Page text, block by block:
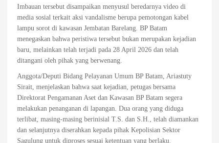
Imbauan tersebut disampaikan menyusul beredarnya video di
media sosial terkait aksi vandalisme berupa pemotongan kabel
lampu sorot di kawasan Jembatan Barelang. BP Batam
menegaskan bahwa peristiwa tersebut bukan merupakan kejadian
baru, melainkan telah terjadi pada 28 April 2026 dan telah
ditangani oleh pihak yang berwenang.
Anggota/Deputi Bidang Pelayanan Umum BP Batam, Ariastuty
Sirait, menjelaskan bahwa saat kejadian, petugas bersama
Direktorat Pengamanan Aset dan Kawasan BP Batam segera
melakukan penanganan di lapangan. Dua orang yang diduga
terlibat, masing-masing berinisial T.S. dan S.H., telah diamankan
dan selanjutnya diserahkan kepada pihak Kepolisian Sektor
Sagulung untuk diproses sesuai ketentuan yang berlaku.